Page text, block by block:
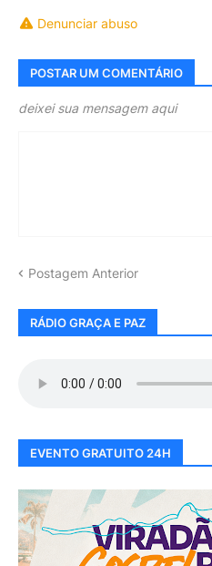
Denunciar abuso
POSTAR UM COMENTÁRIO
deixei sua mensagem aqui
Postagem Anterior
RÁDIO GRAÇA E PAZ
EVENTO GRATUITO 24H